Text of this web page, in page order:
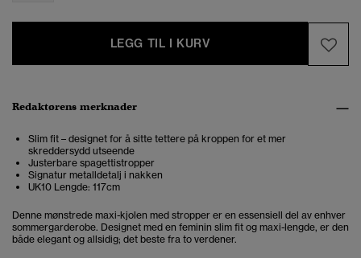
LEGG TIL I KURV
Redaktørens merknader
Slim fit – designet for å sitte tettere på kroppen for et mer
skreddersydd utseende
Justerbare spagettistropper
Signatur metalldetalj i nakken
UK10 Lengde: 117cm
Denne mønstrede maxi-kjolen med stropper er en essensiell del av enhver
sommergarderobe. Designet med en feminin slim fit og maxi-lengde, er den
både elegant og allsidig; det beste fra to verdener.